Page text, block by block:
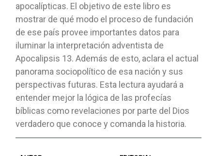
apocalípticas. El objetivo de este libro es
mostrar de qué modo el proceso de fundación
de ese país provee importantes datos para
iluminar la interpretación adventista de
Apocalipsis 13. Además de esto, aclara el actual
panorama sociopolítico de esa nación y sus
perspectivas futuras. Esta lectura ayudará a
entender mejor la lógica de las profecías
bíblicas como revelaciones por parte del Dios
verdadero que conoce y comanda la historia.